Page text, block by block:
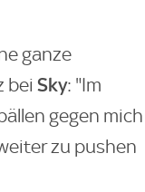
ganze
bei Sky: "Im
gegen mich
zu pushen